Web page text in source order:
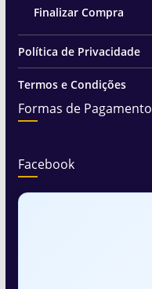
Finalizar Compra
Política de Privacidade
Termos e Condições
Formas de Pagamento
Facebook